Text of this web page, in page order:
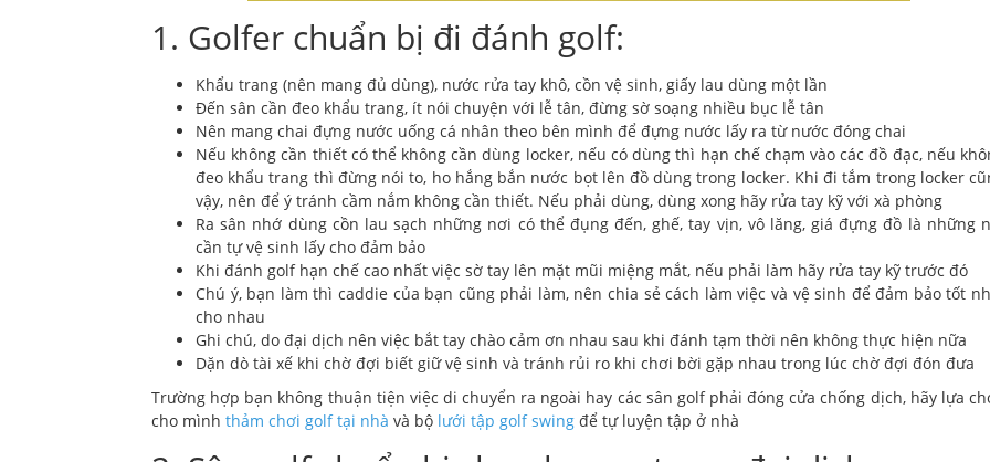
1. Golfer chuẩn bị đi đánh golf:
Khẩu trang (nên mang đủ dùng), nước rửa tay khô, cồn vệ sinh, giấy lau dùng một lần
Đến sân cần đeo khẩu trang, ít nói chuyện với lễ tân, đừng sờ soạng nhiều bục lễ tân
Nên mang chai đựng nước uống cá nhân theo bên mình để đựng nước lấy ra từ nước đóng chai
Nếu không cần thiết có thể không cần dùng locker, nếu có dùng thì hạn chế chạm vào các đồ đạc, nếu
đeo khẩu trang thì đừng nói to, ho hắng bắn nước bọt lên đồ dùng trong locker. Khi đi tắm trong locker
vậy, nên để ý tránh cầm nắm không cần thiết. Nếu phải dùng, dùng xong hãy rửa tay kỹ với xà phòng
Ra sân nhớ dùng cồn lau sạch những nơi có thể đụng đến, ghế, tay vịn, vô lăng, giá đựng đồ là những
cần tự vệ sinh lấy cho đảm bảo
Khi đánh golf hạn chế cao nhất việc sờ tay lên mặt mũi miệng mắt, nếu phải làm hãy rửa tay kỹ trước đó
Chú ý, bạn làm thì caddie của bạn cũng phải làm, nên chia sẻ cách làm việc và vệ sinh để đảm bảo tốt
cho nhau
Ghi chú, do đại dịch nên việc bắt tay chào cảm ơn nhau sau khi đánh tạm thời nên không thực hiện nữa
Dặn dò tài xế khi chờ đợi biết giữ vệ sinh và tránh rủi ro khi chơi bời gặp nhau trong lúc chờ đợi đón đưa
Trường hợp bạn không thuận tiện việc di chuyển ra ngoài hay các sân golf phải đóng cửa chống dịch, hãy lựa
cho mình thảm chơi golf tại nhà và bộ lưới tập golf swing để tự luyện tập ở nhà